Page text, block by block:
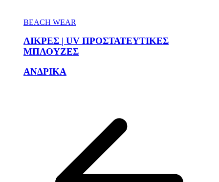
BEACH WEAR
ΛΙΚΡΕΣ | UV ΠΡΟΣΤΑΤΕΥΤΙΚΕΣ
ΜΠΛΟΥΖΕΣ
ΑΝΔΡΙΚΑ